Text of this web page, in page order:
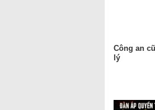
Công an
lý